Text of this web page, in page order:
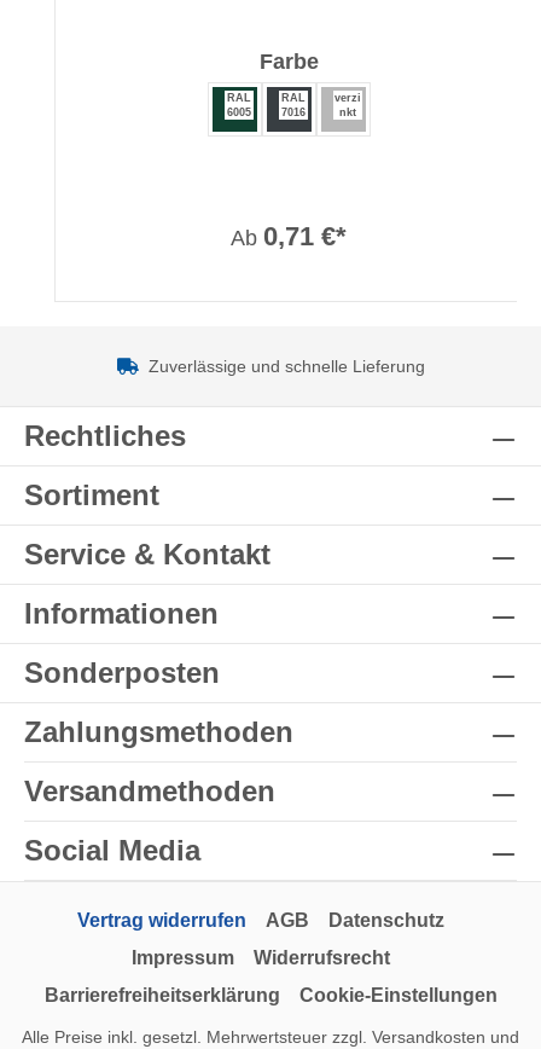
Farbeauswählen
RAL
6005
RAL
7016
verzi
nkt
Ab 0,71 €*
Zuverlässige und schnelle Lieferung
Rechtliches
Sortiment
Service & Kontakt
Informationen
Sonderposten
Zahlungsmethoden
Versandmethoden
Social Media
Vertrag widerrufen AGB
Datenschutz
Impressum
Widerrufsrecht
Barrierefreiheitserklärung
Cookie-Einstellungen
Alle Preise inkl. gesetzl. Mehrwertsteuer zzgl. Versandkosten und